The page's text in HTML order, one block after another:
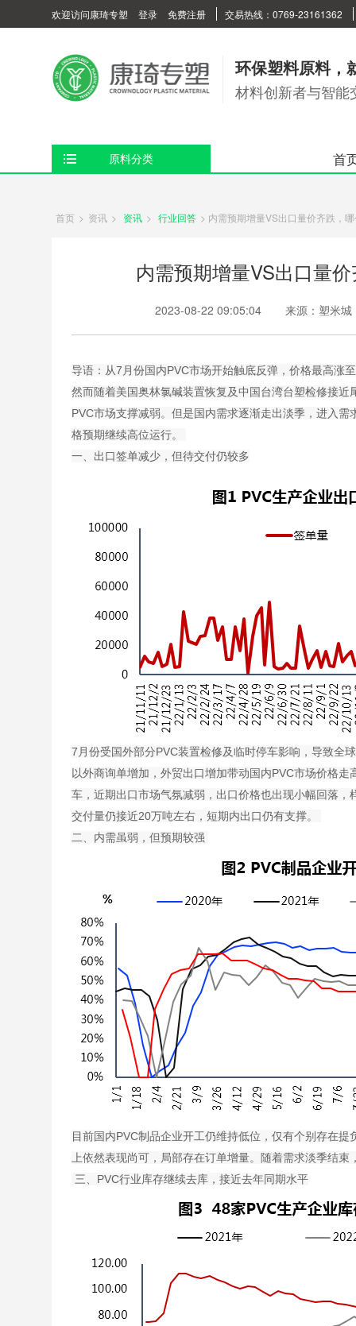
欢迎访问康琦专塑 登录 免费注册 交易热线：0769-23161362
环保塑料原料，
材料创新者与智能
原料分类 首
首页 > 资讯 > 资讯 > 行业回答 > 内需预期增量VS出口量价齐跌，
内需预期增量VS出口量
2023-08-22 09:05:04 来源：塑米城
导语：从7月份国内PVC市场开始触底反弹，价格最高涨
然而随着美国奥林氯碱装置恢复及中国台湾台塑检修接
PVC市场支撑减弱。但是国内需求逐渐走出淡季，进入
格预期继续高位运行。
一、出口签单减少，但待交付仍较多
7月份受国外部分PVC装置检修及临时停车影响，导致全
以外商询单增加，外贸出口增加带动国内PVC市场价格
车，近期出口市场气氛减弱，出口价格也出现小幅回落
交付量仍接近20万吨左右，短期内出口仍有支撑。
二、内需虽弱，但预期较强
目前国内PVC制品企业开工仍维持低位，仅有个别存在
上依然表现尚可，局部存在订单增量。随着需求淡季结
三、PVC行业库存继续去库，接近去年同期水平